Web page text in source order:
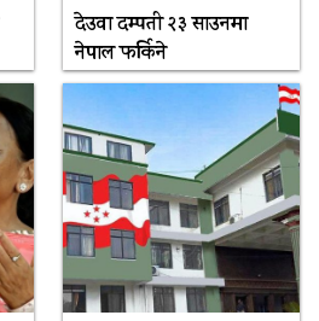
देउवा दम्पती २३ साउनमा
नेपाल फर्किने